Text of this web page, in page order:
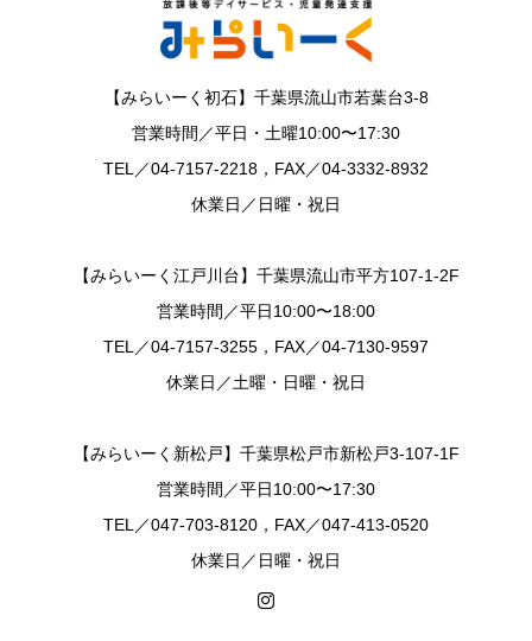
【みらいーく初石】千葉県流山市若葉台3-8
営業時間／平日・土曜10:00〜17:30
TEL／04-7157-2218，FAX／04-3332-8932
休業日／日曜・祝日
【みらいーく江戸川台】千葉県流山市平方107-1-2F
営業時間／平日10:00〜18:00
TEL／04-7157-3255，FAX／04-7130-9597
休業日／土曜・日曜・祝日
【みらいーく新松戸】千葉県松戸市新松戸3-107-1F
営業時間／平日10:00〜17:30
TEL／047-703-8120，FAX／047-413-0520
休業日／日曜・祝日